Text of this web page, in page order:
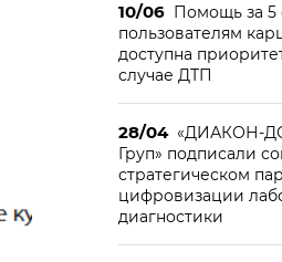
10/06 Помощь за 5
пользователям
доступна
случае ДТП
28/04 «ДИАКОН-
Груп» подписали
стратегическом
цифровизации
диагностики